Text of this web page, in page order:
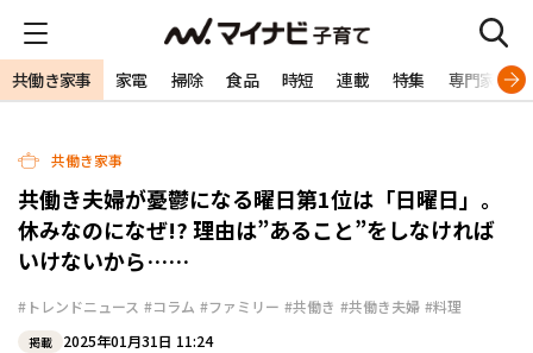
共働き家事 家電 掃除 食品 時短 連載 特集 専門家
共働き家事
共働き夫婦が憂鬱になる曜日第1位は「日曜日」。
休みなのになぜ!? 理由は”あること”をしなければ
いけないから……
#トレンドニュース #コラム #ファミリー #共働き #共働き夫婦 #料理
掲載 2025年01月31日 11:24